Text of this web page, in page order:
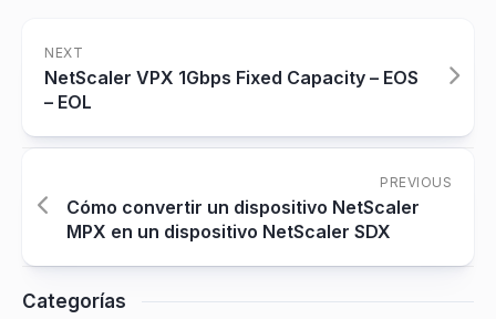
NEXT
NetScaler VPX 1Gbps Fixed Capacity – EOS
– EOL
PREVIOUS
Cómo convertir un dispositivo NetScaler
MPX en un dispositivo NetScaler SDX
Categorías